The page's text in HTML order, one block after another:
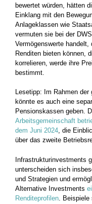
bewertet würden, hätten
Einklang mit den
Anlageklassen wie
vermuten sie bei der
Vermögenswerte
Renditen bieten können,
korrelieren, werde ihre
bestimmt.
Lesetipp: Im Rahmen
könnte es auch eine
Pensionskassen geben.
Arbeitsgemeinschaft
dem Juni 2024, die
über das zweite
Infrastrukturinvestments
unterscheiden sich
und Strategien und
Alternative Investments
Renditeprofilen .